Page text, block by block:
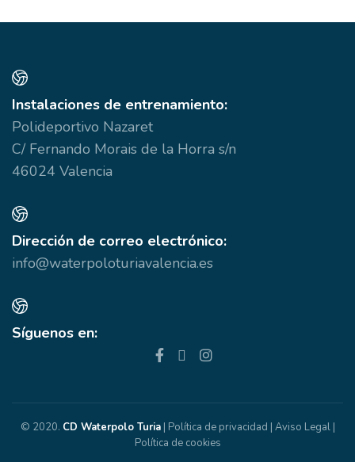
Instalaciones de entrenamiento:
Polideportivo Nazaret
C/ Fernando Morais de la Horra s/n
46024 Valencia
Dirección de correo electrónico:
info@waterpoloturiavalencia.es
Síguenos en:
© 2020. CD Waterpolo Turia| Política de privacidad | Aviso Legal|
Política de cookies